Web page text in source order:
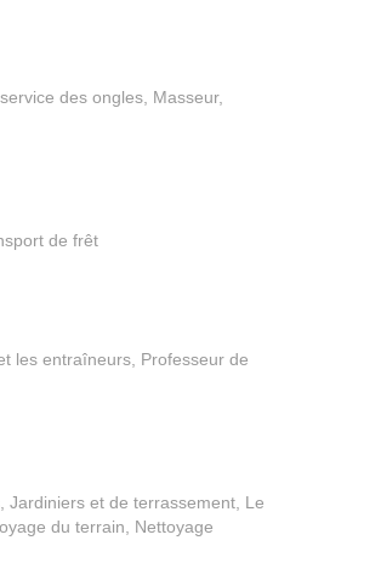
des ongles, Masseur,
de frêt
les entraîneurs, Professeur de
Jardiniers et de terrassement, Le
du terrain, Nettoyage